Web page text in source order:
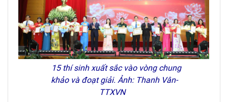
15 thí sinh xuất sắc vào vòng chung
khảo và đoạt giải. Ảnh: Thanh Vân-
TTXVN